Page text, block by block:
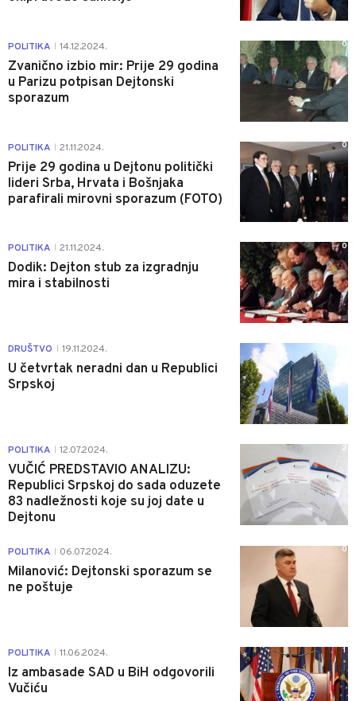
POLITIKA 14.12.2024.
Zvanično izbio mir: Prije 29 godina
u Parizu potpisan Dejtonski
sporazum
0
POLITIKA 21.11.2024.
Prije 29 godina u Dejtonu politički
lideri Srba, Hrvata i Bošnjaka
parafirali mirovni sporazum (FOTO)
0
POLITIKA 21.11.2024.
Dodik: Dejton stub za izgradnju
mira i stabilnosti
0
DRUŠTVO 19.11.2024.
U četvrtak neradni dan u Republici
Srpskoj
POLITIKA 12.07.2024.
VUČIĆ PREDSTAVIO ANALIZU:
Republici Srpskoj do sada oduzete
83 nadležnosti koje su joj date u
Dejtonu
2
POLITIKA 06.07.2024.
Milanović: Dejtonski sporazum se
ne poštuje
0
POLITIKA 11.06.2024.
Iz ambasade SAD u BiH odgovorili
Vučiću
1